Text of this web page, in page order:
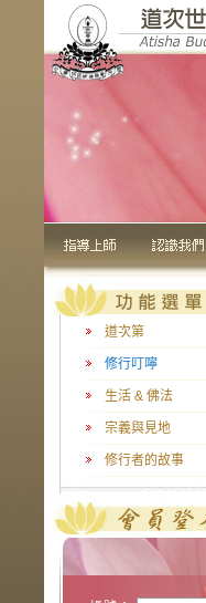
道次第
修行叮嚀
生活 & 佛法
宗義與見地
修行者的故事